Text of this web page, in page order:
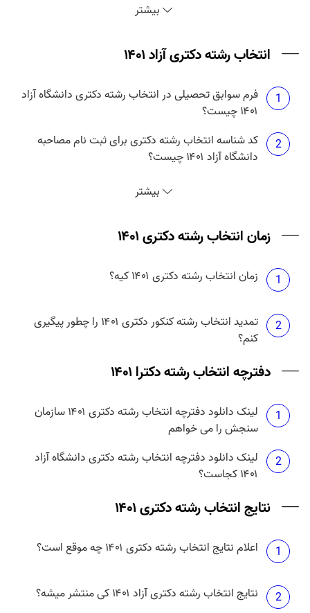
بیشتر
انتخاب رشته دکتری آزاد ۱۴۰۱
1
فرم سوابق تحصیلی در انتخاب رشته دکتری دانشگاه آزاد
۱۴۰۱ چیست؟
2
کد شناسه انتخاب رشته دکتری برای ثبت نام مصاحبه
دانشگاه آزاد ۱۴۰۱ چیست؟
انتخاب رشته دکتری آزاد ۱۴۰۱ چه زمانی است؟
حداکثر تعداد انتخاب رشته دکتری آزاد ۱۴۰۱ چند تا است؟
5
بیشتر
زمان انتخاب رشته دکتری ۱۴۰۱
1 زمان انتخاب رشته دکتری ۱۴۰۱ کیه؟
2
تمدید انتخاب رشته کنکور دکتری ۱۴۰۱ را چطور پیگیری
کنم؟
دفترچه انتخاب رشته دکترا ۱۴۰۱
1
لینک دانلود دفترچه انتخاب رشته دکتری ۱۴۰۱ سازمان
سنجش را می خواهم
2
لینک دانلود دفترچه انتخاب رشته دکتری دانشگاه آزاد
۱۴۰۱ کجاست؟
نتایج انتخاب رشته دکتری ۱۴۰۱
1 اعلام نتایج انتخاب رشته دکتری ۱۴۰۱ چه موقع است؟
2 نتایج انتخاب رشته دکتری آزاد ۱۴۰۱ کی منتشر میشه؟